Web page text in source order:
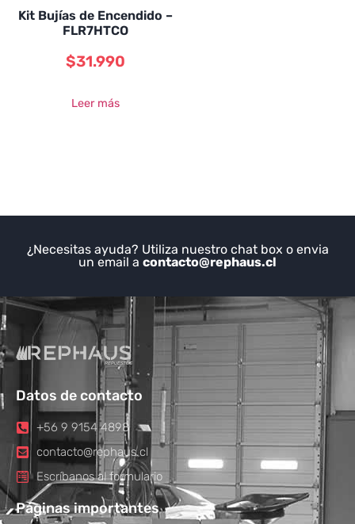
Kit Bujías de Encendido –
FLR7HTCO
$31.990
Leer más
¿Necesitas ayuda? Utiliza nuestro chat box o envia
un email a contacto@rephaus.cl
Datos de contacto
+56 9 9154 4898
contacto@rephaus.cl
Escríbanos al formulario
Páginas importantes